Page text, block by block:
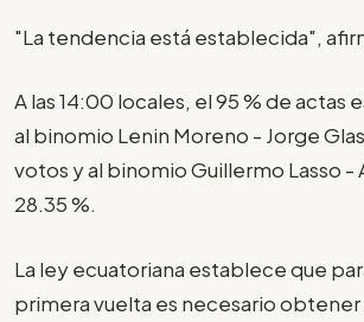
"La tendencia está establecida",
A las 14:00 locales, el 95 % de actas
al binomio Lenin Moreno - Jorge
votos y al binomio Guillermo Lasso -
28.35 %.
La ley ecuatoriana establece que
primera vuelta es necesario obtener